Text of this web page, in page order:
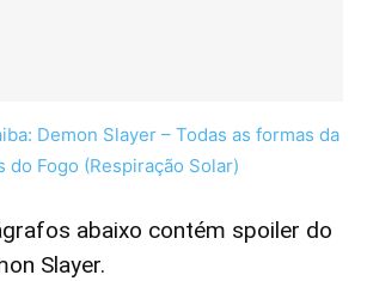
Demon Slayer – Todas as formas da
do Fogo (Respiração Solar)
abaixo contém spoiler do
Slayer.